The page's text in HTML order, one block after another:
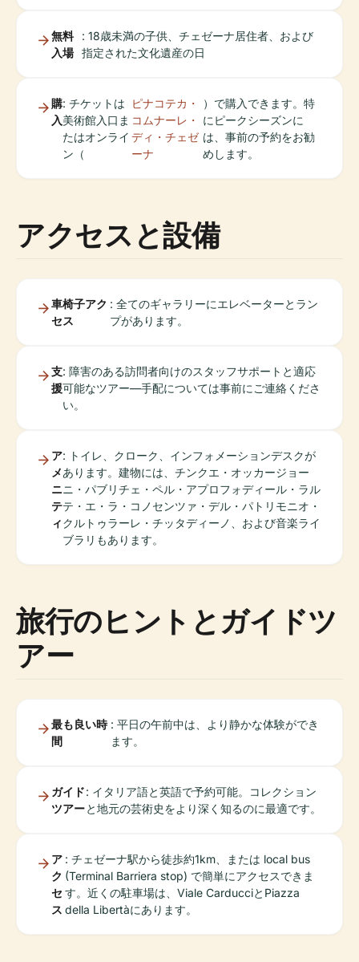
無料
入場
: 18歳未満の子供、チェゼーナ居住者、および
指定された文化遺産の日
購
入
: チケットは
美術館入口ま
たはオンライ
ン（
ピナコテカ・
コムナーレ・
ディ・チェゼ
ーナ
）で購入できます。特
にピークシーズンに
は、事前の予約をお勧
めします。
アクセスと設備
車椅子アク
セス
: 全てのギャラリーにエレベーターとラン
プがあります。
支
援
: 障害のある訪問者向けのスタッフサポートと適応
可能なツアー—手配については事前にご連絡くださ
い。
ア
メ
ニ
テ
ィ
: トイレ、クローク、インフォメーションデスクが
あります。建物には、チンクエ・オッカージョー
ニ・パブリチェ・ペル・アプロフォディール・ラル
テ・エ・ラ・コノセンツァ・デル・パトリモニオ・
クルトゥラーレ・チッタディーノ、および音楽ライ
ブラリもあります。
旅行のヒントとガイドツ
アー
最も良い時
間
: 平日の午前中は、より静かな体験ができ
ます。
ガイド
ツアー
: イタリア語と英語で予約可能。コレクション
と地元の芸術史をより深く知るのに最適です。
ア
ク
セ
ス
: チェゼーナ駅から徒歩約1km、または local bus
(Terminal Barriera stop) で簡単にアクセスできま
す。近くの駐車場は、Viale CarducciとPiazza
della Libertàにあります。